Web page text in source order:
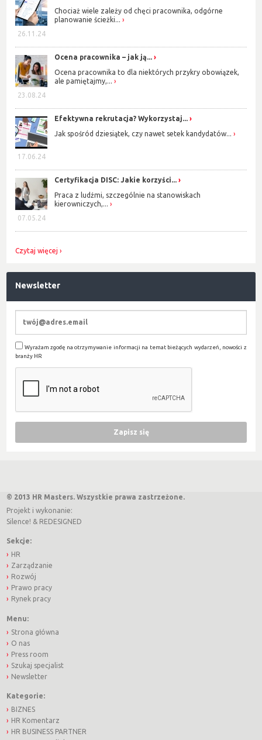
26.11.24
Chociaż wiele zależy od chęci pracownika, odgórne
planowanie ścieżki...
23.08.24
Ocena pracownika – jak ją...
Ocena pracownika to dla niektórych przykry obowiązek,
ale pamiętajmy,...
17.06.24
Efektywna rekrutacja? Wykorzystaj...
Jak spośród dziesiątek, czy nawet setek kandydatów...
07.05.24
Certyfikacja DISC: Jakie korzyści...
Praca z ludźmi, szczególnie na stanowiskach
kierowniczych,...
Czytaj więcej
Newsletter
Wyrażam zgodę na otrzymywanie informacji na temat bieżących wydarzeń, nowości z
branży HR
© 2013 HR Masters. Wszystkie prawa zastrzeżone.
Projekt i wykonanie:
Silence! & REDESIGNED
Sekcje:
HR
Zarządzanie
Rozwój
Prawo pracy
Rynek pracy
Menu:
Strona główna
O nas
Press room
Szukaj specjalist
Newsletter
Kategorie:
BIZNES
HR Komentarz
HR BUSINESS PARTNER